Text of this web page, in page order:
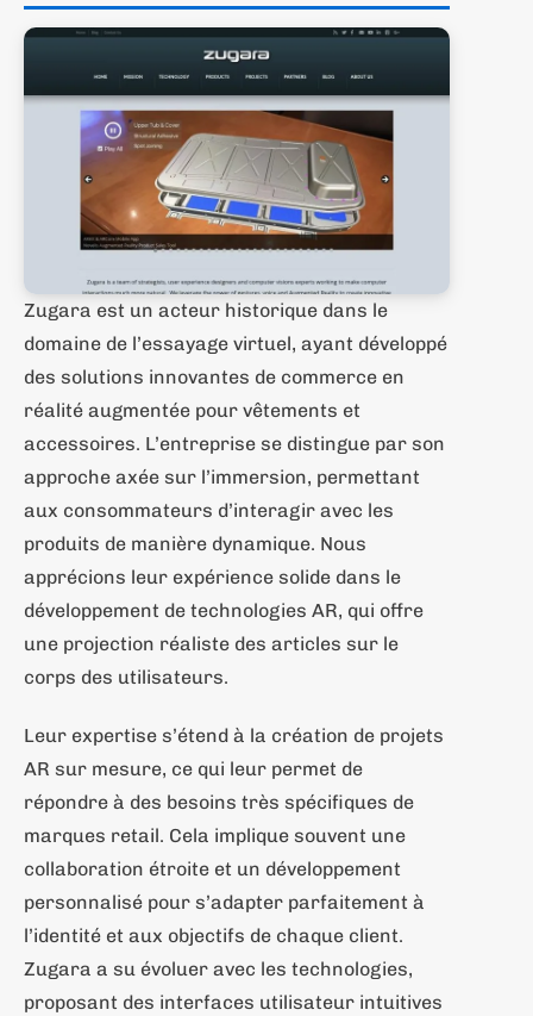
Zugara est un acteur historique dans le
domaine de l’essayage virtuel, ayant développé
des solutions innovantes de commerce en
réalité augmentée pour vêtements et
accessoires. L’entreprise se distingue par son
approche axée sur l’immersion, permettant
aux consommateurs d’interagir avec les
produits de manière dynamique. Nous
apprécions leur expérience solide dans le
développement de technologies AR, qui offre
une projection réaliste des articles sur le
corps des utilisateurs.
Leur expertise s’étend à la création de projets
AR sur mesure, ce qui leur permet de
répondre à des besoins très spécifiques de
marques retail. Cela implique souvent une
collaboration étroite et un développement
personnalisé pour s’adapter parfaitement à
l’identité et aux objectifs de chaque client.
Zugara a su évoluer avec les technologies,
proposant des interfaces utilisateur intuitives